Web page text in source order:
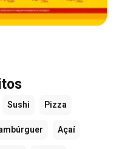
Sushi Pizza
Açaí